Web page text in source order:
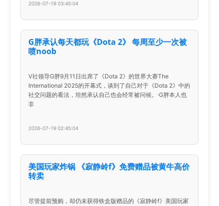
2026-07-19 03:45:04
G胖承认每天都玩《Dota 2》 每周至少一次被
喷noob
V社领导G胖9月11日出席了《Dota 2》的世界大赛The
International 2025的开幕式，谈到了自己对于《Dota 2》中的
社交问题的看法，坦然承认自己也会经常被问候。·G胖本人也
非
2026-07-19 02:45:04
美国玩家炸锅 《寂静岭f》免费赠品被黄牛高价
转卖
尽管提前预购，却仍未获得铁盒版赠品的《寂静岭f》美国玩家